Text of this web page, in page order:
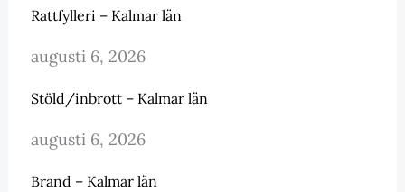
Rattfylleri – Kalmar län
augusti 6, 2026
Stöld/inbrott – Kalmar län
augusti 6, 2026
Brand – Kalmar län